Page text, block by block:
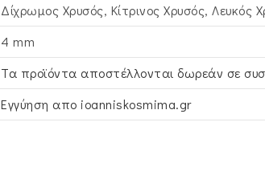
Δίχρωμος Χρυσός, Κίτρινος Xρυσός, Λευκός
4 mm
Τα προϊόντα αποστέλλονται δωρεάν σε
Εγγύηση απο ioanniskosmima.gr